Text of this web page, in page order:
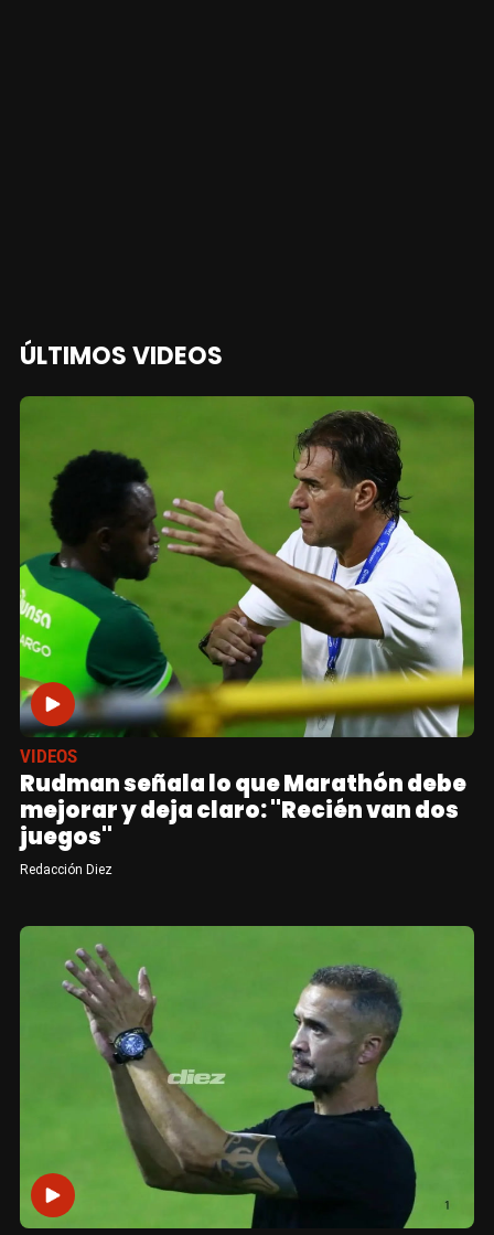
ÚLTIMOS VIDEOS
VIDEOS
Rudman señala lo que Marathón debe
mejorar y deja claro: "Recién van dos
juegos"
Redacción Diez